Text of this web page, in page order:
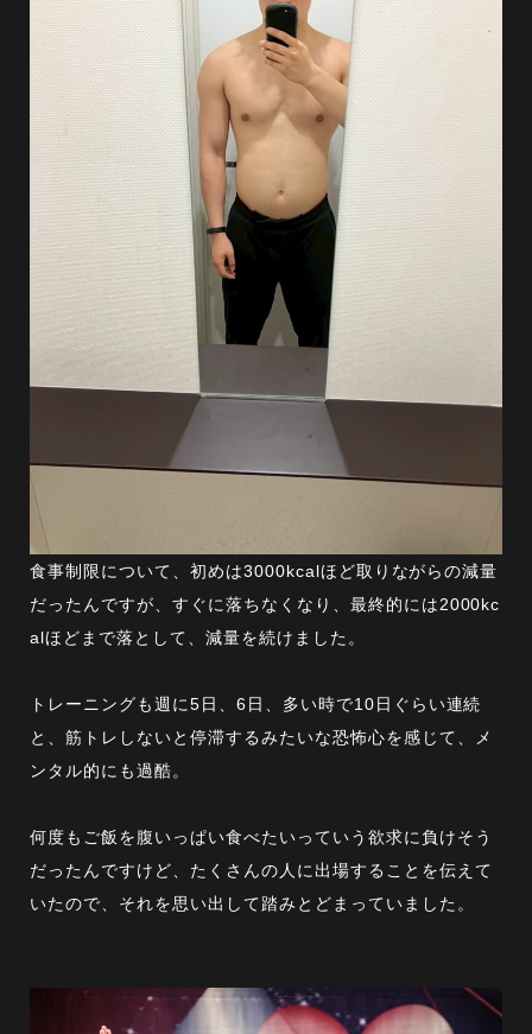
食事制限について、初めは3000kcalほど取りながらの減量
だったんですが、すぐに落ちなくなり、最終的には2000kc
alほどまで落として、減量を続けました。
トレーニングも週に5日、6日、多い時で10日ぐらい連続
と、筋トレしないと停滞するみたいな恐怖心を感じて、メ
ンタル的にも過酷。
何度もご飯を腹いっぱい食べたいっていう欲求に負けそう
だったんですけど、たくさんの人に出場することを伝えて
いたので、それを思い出して踏みとどまっていました。